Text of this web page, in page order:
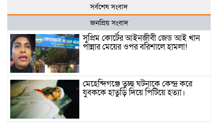
সর্বশেষ সংবাদ
জনপ্রিয় সংবাদ
সুপ্রিম কোর্টের আইনজীবী জেড আই খান
পান্নার মেয়ের ওপর বরিশালে হামলা!
মেহেন্দিগঞ্জে তুচ্ছ ঘটনাকে কেন্দ্র করে
যুবককে হাতুড়ি দিয়ে পিটিয়ে হত্যা।